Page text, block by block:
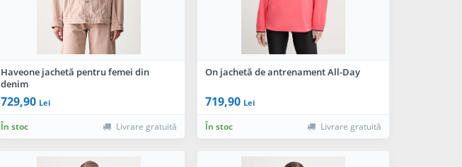
Haveone jachetă pentru femei din
denim
729,90 Lei
În stoc Livrare gratuită
On jachetă de antrenament All-Day
719,90 Lei
În stoc Livrare gratuită